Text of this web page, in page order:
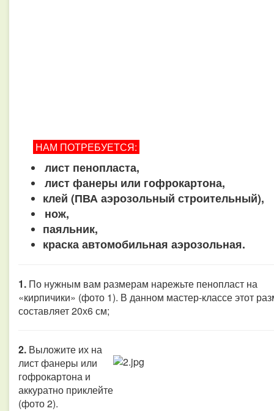
НАМ ПОТРЕБУЕТСЯ:
лист пенопласта,
лист фанеры или гофрокартона,
клей (ПВА аэрозольный строительный),
нож,
паяльник,
краска автомобильная аэрозольная.
1. По нужным вам размерам нарежьте пенопласт на
«кирпичики» (фото 1). В данном мастер-классе этот
составляет 20х6 см;
2. Выложите их на
лист фанеры или
гофрокартона и
аккуратно приклейте
(фото 2).